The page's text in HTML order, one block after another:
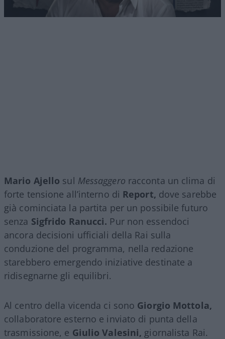
Mario Ajello sul Messaggero racconta un clima di
forte tensione all’interno di Report, dove sarebbe
già cominciata la partita per un possibile futuro
senza Sigfrido Ranucci. Pur non essendoci
ancora decisioni ufficiali della Rai sulla
conduzione del programma, nella redazione
starebbero emergendo iniziative destinate a
ridisegnarne gli equilibri.
Al centro della vicenda ci sono Giorgio Mottola,
collaboratore esterno e inviato di punta della
trasmissione, e Giulio Valesini, giornalista Rai.